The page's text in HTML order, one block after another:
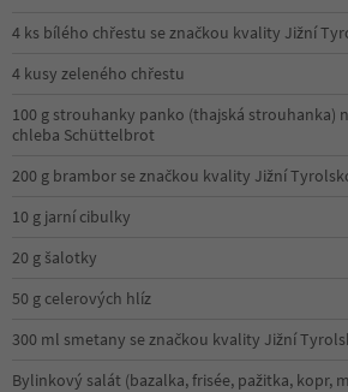
4 ks bílého chřestu se značkou kvality Jižní
4 kusy zeleného chřestu
100 g strouhanky panko (thajská strouhanka)
chleba Schüttelbrot
200 g brambor se značkou kvality Jižní
10 g jarní cibulky
20 g šalotky
50 g celerových hlíz
300 ml smetany se značkou kvality Jižní
Bylinkový salát (bazalka, frisée, pažitka, kopr,